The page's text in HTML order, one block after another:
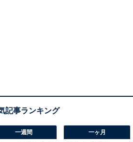
一週間 一ヶ月